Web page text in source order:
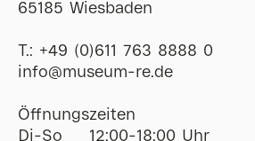
65185 Wiesbaden
T.: +49 (0)611 763 8888 0
ofni@museum-re de
Öffnungszeiten
Di-So
12:00-18:00 Uhr